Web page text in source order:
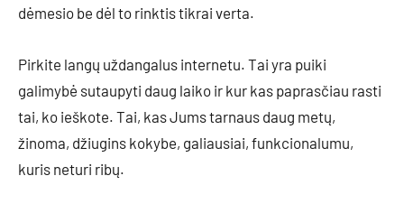
dėmesio be dėl to rinktis tikrai verta.
Pirkite langų uždangalus internetu. Tai yra puiki
galimybė sutaupyti daug laiko ir kur kas paprasčiau rasti
tai, ko ieškote. Tai, kas Jums tarnaus daug metų,
žinoma, džiugins kokybe, galiausiai, funkcionalumu,
kuris neturi ribų.